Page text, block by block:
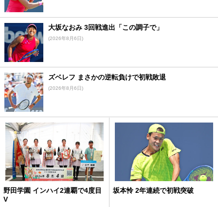
大坂なおみ 3回戦進出「この調子で」
(2026年8月6日)
ズベレフ まさかの逆転負けで初戦敗退
(2026年8月6日)
野田学園 インハイ2連覇で4度目
V
坂本怜 2年連続で初戦突破